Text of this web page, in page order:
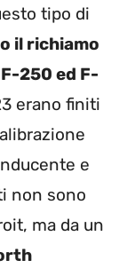
tipo di
il richiamo
250 ed F-
erano finiti
e
non sono
ma da un